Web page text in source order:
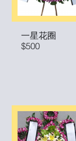
一星花圈
$500